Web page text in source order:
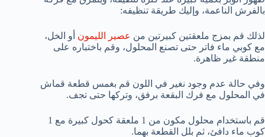
بالفرش الناعمة، وإليك طريقة تنظيفه:
لذلك قم بمزج ملعقتين كبيرتين من عصير الليمون أو الخل،
مع كوبي ماء فاتر حتى تصنع المحلول، وقم باختباره على
منطقة غير ظاهرة.
وفي حالة عدم وجود نغير في اللون قم بغمس قطعة قماش
في المحلول مع فرك البقعة برفق، وتركها حتى تجف.
قم باستخدام محلول مكون من 1 ملعقة كحول كبيرة مع 1
كوب ماء دافئ، ثم بلل القطعة بهما.